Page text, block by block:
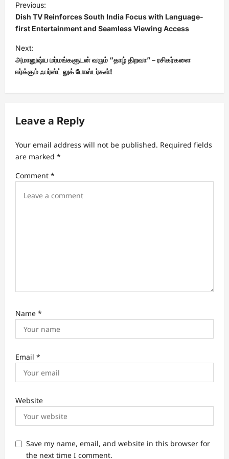
o
s
t
n
a
v
g
a
t
i
Previous:
Dish TV Reinforces South India Focus with Language-
first Entertainment and Seamless Viewing Access
Next:
அமானுஷ்ய மர்மங்களுடன் வரும் “தாழ் திறவா” – ரசிகர்களை
ஈர்க்கும் ஃபர்ஸ்ட் லுக் போஸ்டர்கள்!
Leave a Reply
Your email address will not be published. Required fields
are marked *
Comment *
Name *
Email *
Website
Save my name, email, and website in this browser for
the next time I comment.